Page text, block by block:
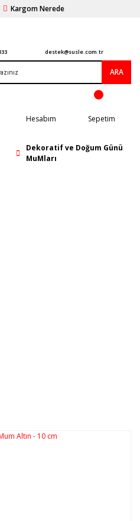
Kargom Nerede
destek@susle.com.tr
ARA
Hesabım Sepetim
Dekoratif ve Doğum Günü
MuMları